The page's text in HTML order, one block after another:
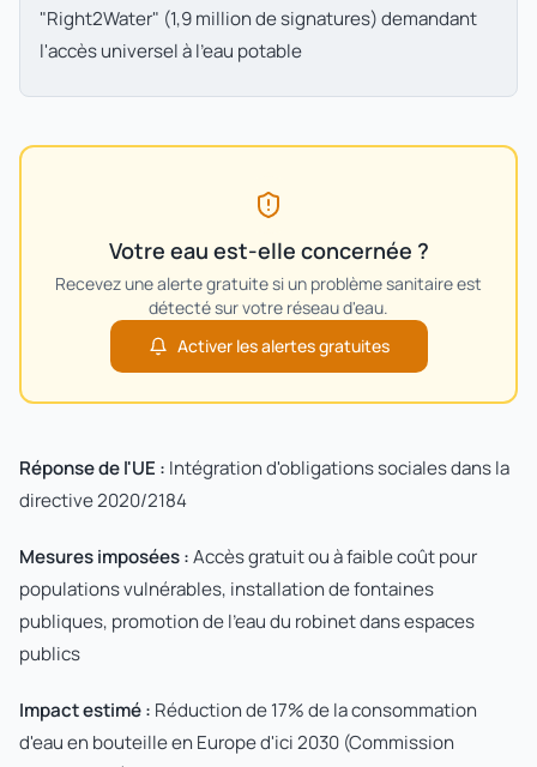
"Right2Water" (1,9 million de signatures) demandant
l'accès universel à l'eau potable
Votre eau est-elle concernée ?
Recevez une alerte gratuite si un problème sanitaire est
détecté sur votre réseau d'eau.
Activer les alertes gratuites
Réponse de l'UE : Intégration d'obligations sociales dans la
directive 2020/2184
Mesures imposées :Accès gratuit ou à faible coût pour
populations vulnérables, installation de fontaines
publiques, promotion de l'eau du robinet dans espaces
publics
Impact estimé : Réduction de 17% de la consommation
d'eau en bouteille en Europe d'ici 2030 (Commission